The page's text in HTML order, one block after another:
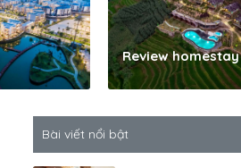
Review homestay
Bài viết nổi bật